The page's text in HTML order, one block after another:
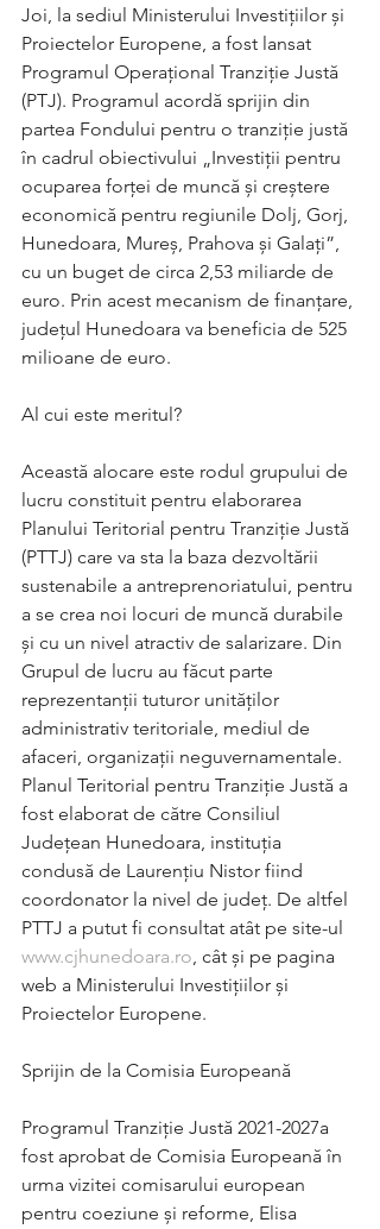
Joi, la sediul Ministerului Investițiilor și
Proiectelor Europene, a fost lansat
Programul Operațional Tranziție Justă
(PTJ). Programul acordă sprijin din
partea Fondului pentru o tranziție justă
în cadrul obiectivului „Investiții pentru
ocuparea forței de muncă și creștere
economică pentru regiunile Dolj, Gorj,
Hunedoara, Mureș, Prahova și Galați”,
cu un buget de circa 2,53 miliarde de
euro. Prin acest mecanism de finanțare,
județul Hunedoara va beneficia de 525
milioane de euro.
Al cui este meritul?
Această alocare este rodul grupului de
lucru constituit pentru elaborarea
Planului Teritorial pentru Tranziție Justă
(PTTJ) care va sta la baza dezvoltării
sustenabile a antreprenoriatului, pentru
a se crea noi locuri de muncă durabile
și cu un nivel atractiv de salarizare. Din
Grupul de lucru au făcut parte
reprezentanții tuturor unităților
administrativ teritoriale, mediul de
afaceri, organizații neguvernamentale.
Planul Teritorial pentru Tranziție Justă a
fost elaborat de către Consiliul
Județean Hunedoara, instituția
condusă de Laurențiu Nistor fiind
coordonator la nivel de județ. De altfel
PTTJ a putut fi consultat atât pe site-ul
www.cjhunedoara.ro, cât și pe pagina
web a Ministerului Investițiilor și
Proiectelor Europene.
Sprijin de la Comisia Europeană
Programul Tranziție Justă 2021-2027a
fost aprobat de Comisia Europeană în
urma vizitei comisarului european
pentru coeziune și reforme, Elisa